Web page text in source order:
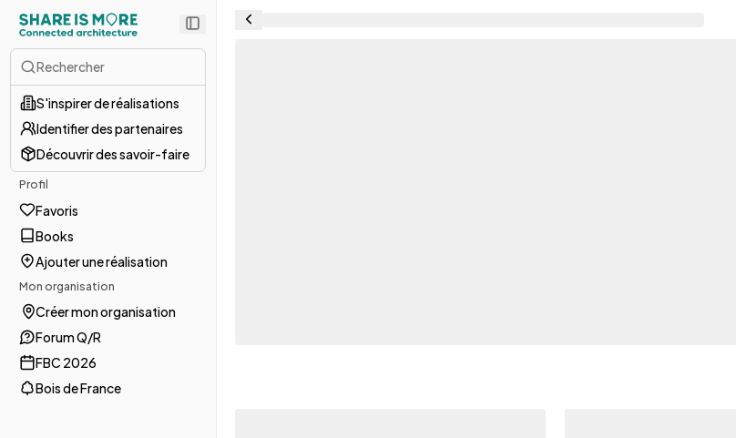
Rechercher
S'inspirer de réalisations
Identifier des partenaires
Découvrir des savoir-faire
Profil
Favoris
Books
Ajouter une réalisation
Mon organisation
Créer mon organisation
Forum Q/R
FBC 2026
Bois de France